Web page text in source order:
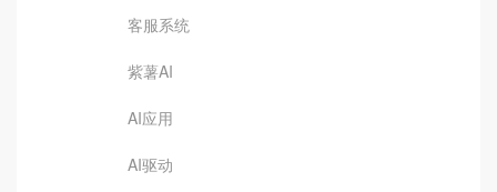
客服系统
紫薯AI
AI应用
AI驱动